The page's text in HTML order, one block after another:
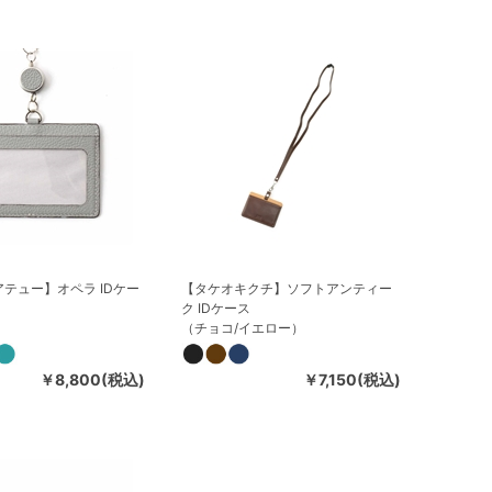
ュー】オペラ IDケー
￥8,800(税込)
【タケオキクチ】ソフトアンティー
ク IDケース
（チョコ/イエロー）
￥7,150(税込)